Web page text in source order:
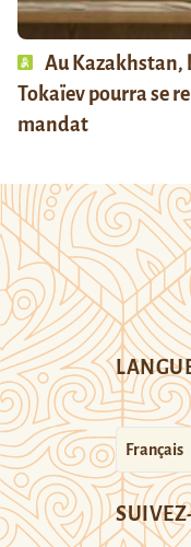
Au Kazakhstan,
Tokaïev pourra se
mandat
Français